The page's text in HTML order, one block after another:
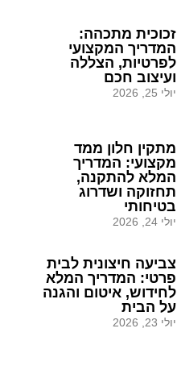
זכוכית מתכהה:
המדריך המקצועי
לפרטיות, הצללה
ועיצוב חכם
יולי 25, 2026
מתקין חלון ממד
מקצועי: המדריך
המלא להתקנה,
תחזוקה ושדרוג
בטיחותי
יולי 24, 2026
צביעה חיצונית לבית
פרטי: המדריך המלא
לחידוש, איטום והגנה
על הבית
יולי 23, 2026